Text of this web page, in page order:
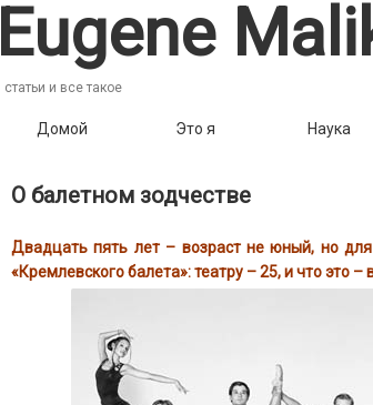
Домой Это я Наука
Eugene
статьи и все такое
О балетном зодчестве
Двадцать пять лет – возраст не юный, но
«Кремлевского балета»: театру – 25, и что это